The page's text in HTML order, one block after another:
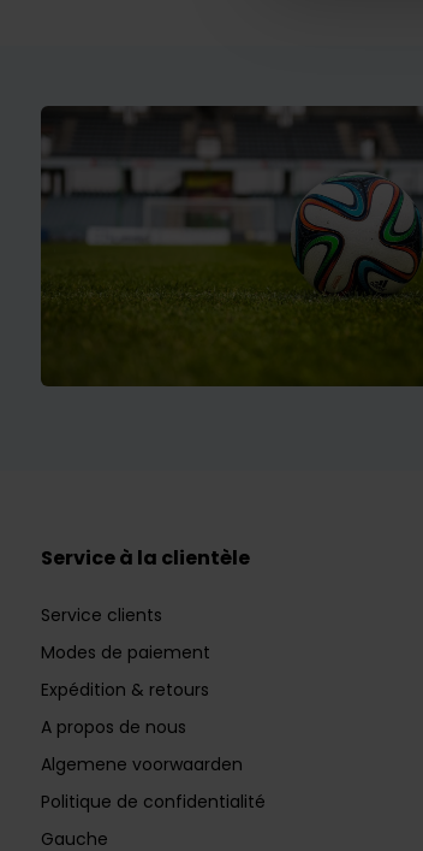
Service à la clientèle
Service clients
Modes de paiement
Expédition & retours
A propos de nous
Algemene voorwaarden
Politique de confidentialité
Gauche